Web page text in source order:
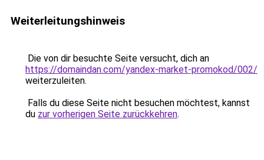
Weiterleitungshinweis
Die von dir besuchte Seite versucht, dich an
https://domaindan.com/yandex-market-promokod/002/
weiterzuleiten.
Falls du diese Seite nicht besuchen möchtest, kannst
du zur vorherigen Seite zurückkehren.